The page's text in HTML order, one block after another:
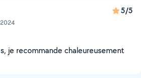
5/5
je recommande chaleureusement